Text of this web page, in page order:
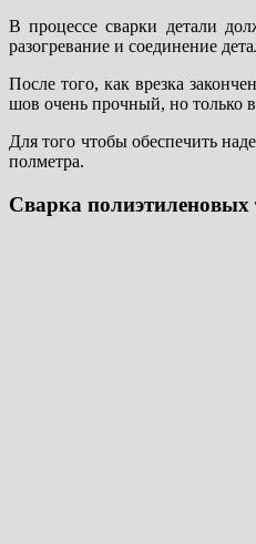
В процессе сварки детали
разогревание и соединение
После того, как врезка
шов очень прочный, но только
Для того чтобы обеспечить
полметра.
Сварка